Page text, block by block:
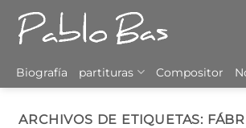
Saltar
contenido
Biografía partituras Compositor
ARCHIVOS DE ETIQUETAS: